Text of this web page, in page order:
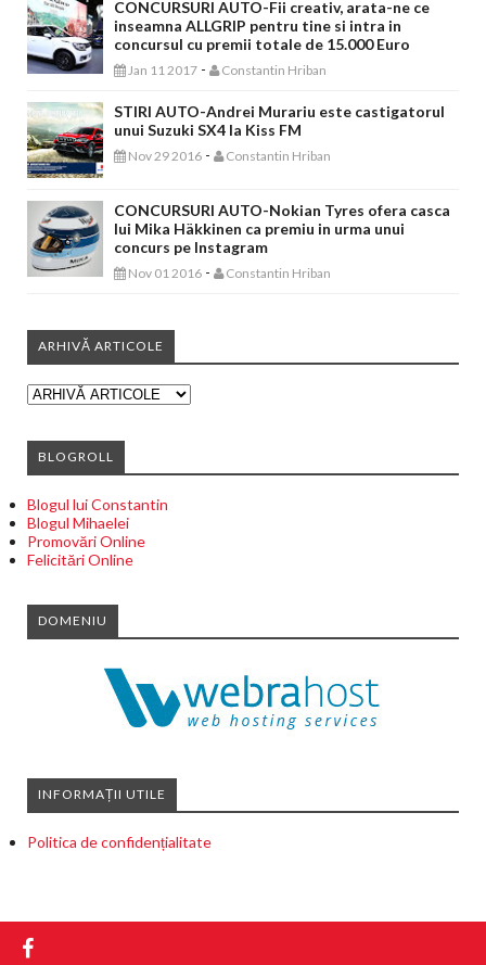
CONCURSURI AUTO-Fii creativ, arata-ne ce
inseamna ALLGRIP pentru tine si intra in
concursul cu premii totale de 15.000 Euro
Jan 11 2017 - Constantin Hriban
STIRI AUTO-Andrei Murariu este castigatorul
unui Suzuki SX4 la Kiss FM
Nov 29 2016 - Constantin Hriban
CONCURSURI AUTO-Nokian Tyres ofera casca
lui Mika Häkkinen ca premiu in urma unui
concurs pe Instagram
Nov 01 2016 - Constantin Hriban
ARHIVĂ ARTICOLE
BLOGROLL
Blogul lui Constantin
Blogul Mihaelei
Promovări Online
Felicitări Online
DOMENIU
INFORMAȚII UTILE
Politica de confidențialitate